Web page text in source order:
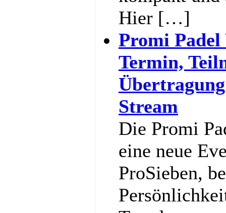
Hier […]
Promi
Termin,
Stream
Die Promi
eine neue
ProSieben,